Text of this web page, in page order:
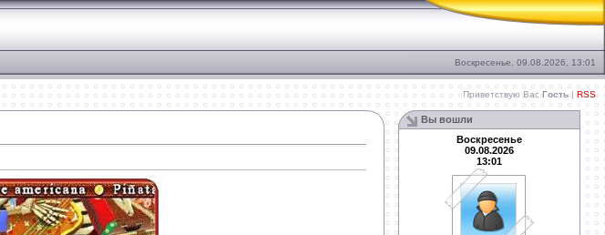
Воскресенье, 09.08.2026, 13:01
Приветствую Вас Гость | RSS
Вы вошли
Воскресенье
09.08.2026
13:01